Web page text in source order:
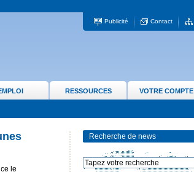
Publicité Contact
RESSOURCES VOTRE COMPTE
le
Recherche de news